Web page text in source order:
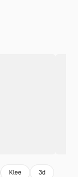
Klee 3d